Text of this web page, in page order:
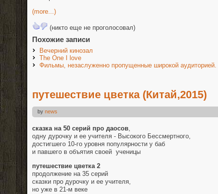
(more...)
(никто еще не проголосовал)
Похожие записи
Вечерний кинозал
The One I love
Фильмы, незаслуженно пропущенные широкой аудиторией.
путешествие цветка (Китай,2015)
by news
сказка на 50 серий про даосов,
одну дурочку и ее учителя - Высокого Бессмертного,
достигшего 10-го уровня популярности у баб
и павшего в объятия своей ученицы
путешествие цветка 2
продолжение на 35 серий
сказки про дурочку и ее учителя,
но уже в 21-м веке